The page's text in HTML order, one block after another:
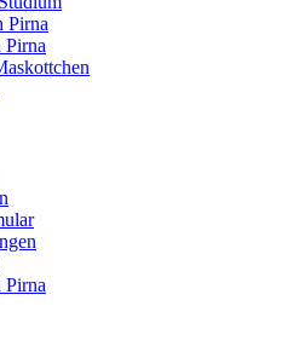
Pirna
Pirna
Pirna